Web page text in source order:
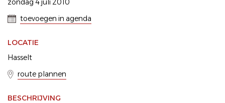
zondag 4 juli 2010
toevoegen in agenda
LOCATIE
Hasselt
route plannen
BESCHRIJVING